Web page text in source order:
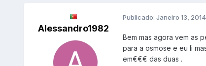
Alessandro1982
Publicado: Janeiro 13, 2014
Bem mas agora vem as
para a osmose e eu li
em€€€ das duas .